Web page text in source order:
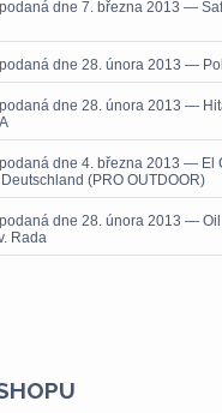
dne 7. března 2013 —
dne 28. února 2013 —
dne 28. února 2013 —
dne 4. března 2013 — El
(PRO OUTDOOR)
dne 28. února 2013 —
Rada